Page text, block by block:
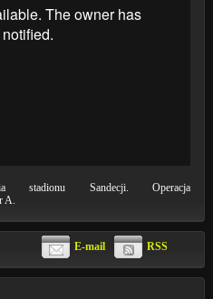
stadionu Sandecji. Operacja
A.
E-mail RSS